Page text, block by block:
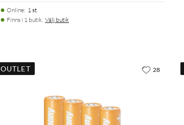
Online: 1 st
Finns i 1 butik. Välj butik
OUTLET 28